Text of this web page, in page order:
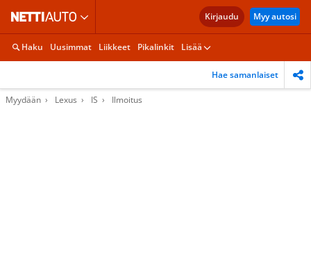
Kirjaudu Myy autosi
Haku Uusimmat Liikkeet Pikalinkit Lisää
Hae samanlaiset
Myydään Lexus IS Ilmoitus